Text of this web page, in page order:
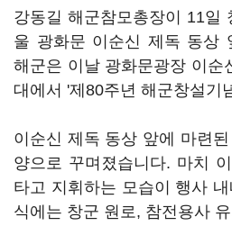
강동길 해군참모총장이 11일
울 광화문 이순신 제독 동상
해군은 이날 광화문광장 이순
대에서 '제80주년 해군창설기
이순신 제독 동상 앞에 마련
양으로 꾸며졌습니다. 마치
타고 지휘하는 모습이 행사
식에는 창군 원로, 참전용사